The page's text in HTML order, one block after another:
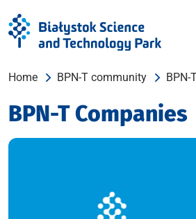
Home BPN-T community BPN-
BPN-T Companies